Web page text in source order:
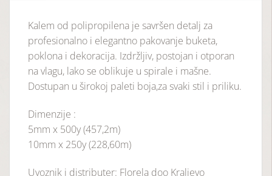
Kalem od polipropilena je savršen detalj za
profesionalno i elegantno pakovanje buketa,
poklona i dekoracija. Izdržljiv, postojan i otporan
navlagu, lako se oblikuje u spirale i mašne.
Dostupan u širokoj paleti boja,za svaki stil i priliku.
Dimenzije :
5mm x 500y (457,2m)
10mm x 250y (228,60m)
Uvoznik i distributer: Florela doo Kraljevo